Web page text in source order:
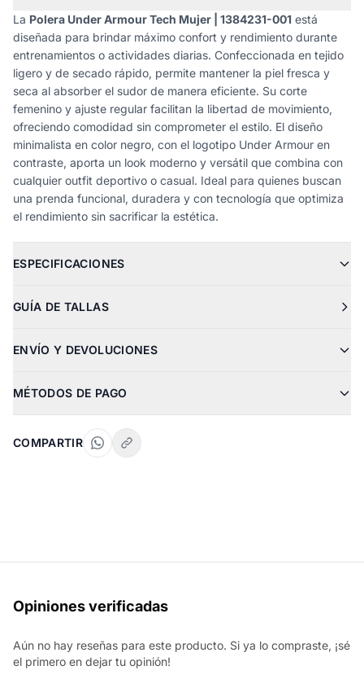
La Polera Under Armour Tech Mujer | 1384231-001 está
diseñada para brindar máximo confort y rendimiento durante
entrenamientos o actividades diarias. Confeccionada en tejido
ligero y de secado rápido, permite mantener la piel fresca y
seca al absorber el sudor de manera eficiente. Su corte
femenino y ajuste regular facilitan la libertad de movimiento,
ofreciendo comodidad sin comprometer el estilo. El diseño
minimalista en color negro, con el logotipo Under Armour en
contraste, aporta un look moderno y versátil que combina con
cualquier outfit deportivo o casual. Ideal para quienes buscan
una prenda funcional, duradera y con tecnología que optimiza
el rendimiento sin sacrificar la estética.
ESPECIFICACIONES
GUÍA DE TALLAS
ENVÍO Y DEVOLUCIONES
MÉTODOS DE PAGO
COMPARTIR
Opiniones verificadas
Aún no hay reseñas para este producto. Si ya lo compraste, ¡sé
el primero en dejar tu opinión!